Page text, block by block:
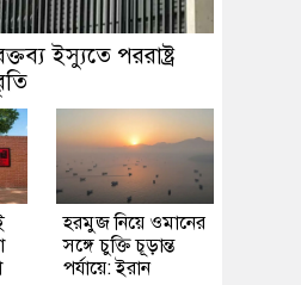
ইস্যুতে পররাষ্ট্র
হরমুজ নিয়ে ওমানের
সঙ্গে চুক্তি চূড়ান্ত
পর্যায়ে: ইরান